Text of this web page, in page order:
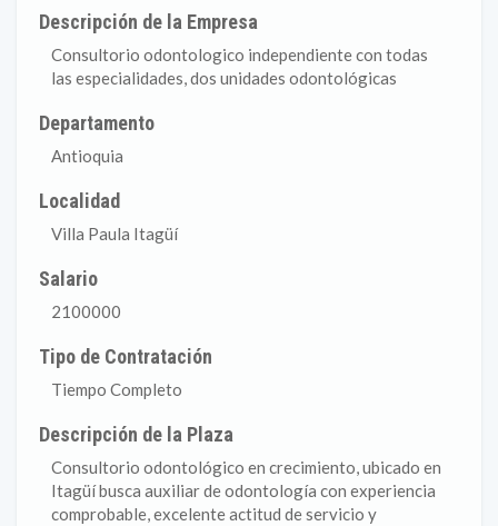
Descripción de la Empresa
Consultorio odontologico independiente con todas
las especialidades, dos unidades odontológicas
Departamento
Antioquia
Localidad
Villa Paula Itagüí
Salario
2100000
Tipo de Contratación
Tiempo Completo
Descripción de la Plaza
Consultorio odontológico en crecimiento, ubicado en
Itagüí busca auxiliar de odontología con experiencia
comprobable, excelente actitud de servicio y